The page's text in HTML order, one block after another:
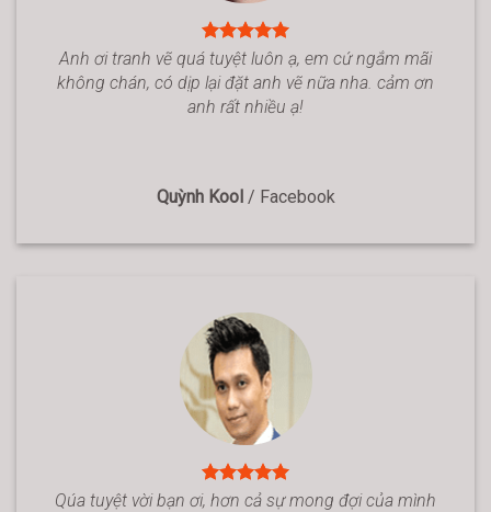
Anh ơi tranh vẽ quá tuyệt luôn ạ, em cứ ngắm mãi
không chán, có dịp lại đặt anh vẽ nữa nha. cảm ơn
anh rất nhiều ạ!
Quỳnh Kool / Facebook
Qúa tuyệt vời bạn ơi, hơn cả sự mong đợi của mình